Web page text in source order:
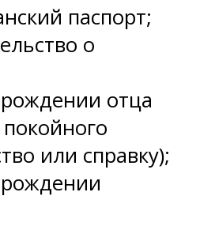
паспорт;
о
отца
или справку);